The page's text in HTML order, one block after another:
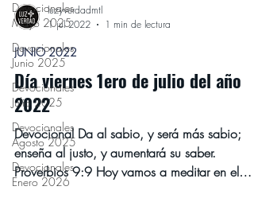
Devocionales
Mayo 2025
Devocionales
Junio 2025
Devocionales
Julio 2025
Devocionales
Agosto 2025
Devocionales
Enero 2026
luzyverdadmtl
1 jul 2022
JUNIO 2022
Día viernes 1ero de julio del año
2022
Devocional Da al sabio, y será más sabio;